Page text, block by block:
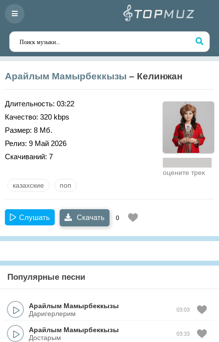
Арайлым Мамырбеккызы – Келинжан
Длительность: 03:22
Качество: 320 kbps
Размер: 8 Мб.
Релиз: 9 Май 2026
Скачиваний: 7
оцените трек
казахские поп
Слушать Скачать 0
Популярные песни
Арайлым Мамырбеккызы
Даригерлерим
03:03
Арайлым Мамырбеккызы
Достарым
03:33